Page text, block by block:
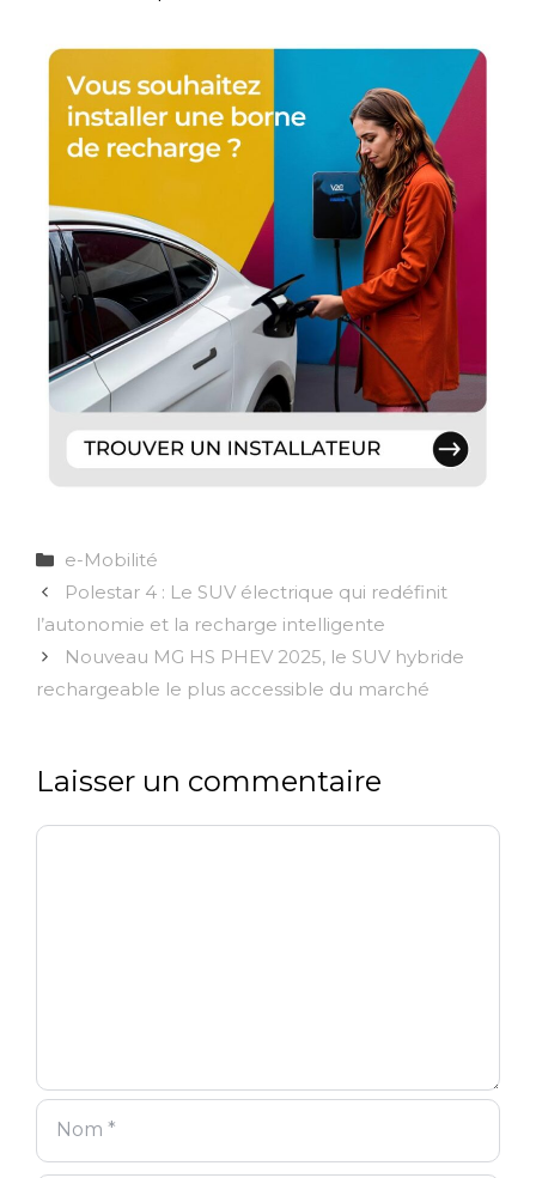
Catégories
e-Mobilité
Polestar 4 : Le SUV électrique qui redéfinit
l’autonomie et la recharge intelligente
Nouveau MG HS PHEV 2025, le SUV hybride
rechargeable le plus accessible du marché
Laisser un commentaire
Commentaire
Nom
E-
Site